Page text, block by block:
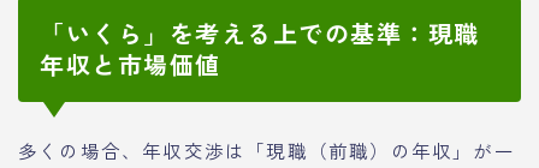
「いくら」を考える上での基準：現職
年収と市場価値
多くの場合、年収交渉は「現職（前職）の年収」が一